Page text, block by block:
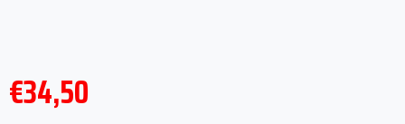
€34,50